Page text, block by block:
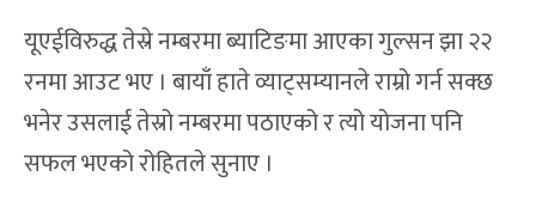
यूएईविरुद्ध तेस्रे नम्बरमा ब्याटिङमा आएका गुल्सन झा २२
रनमा आउट भए । बायाँ हाते व्याट्सम्यानले राम्रो गर्न सक्छ
भनेर उसलाई तेस्रो नम्बरमा पठाएको र त्यो योजना पनि
सफल भएको रोहितले सुनाए ।